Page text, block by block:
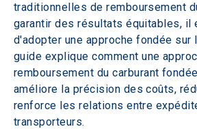
traditionnelles de remboursement
garantir des résultats équitables, il
d'adopter une approche fondée sur
guide explique comment une
remboursement du carburant
améliore la précision des coûts,
renforce les relations entre
transporteurs.